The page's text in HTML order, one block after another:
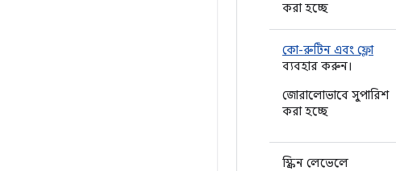
করা হচ্ছে
কো-রুটিন এবং ফ্লো
ব্যবহার করুন।
জোরালোভাবে সুপারিশ
করা হচ্ছে
স্ক্রিন লেভেলে